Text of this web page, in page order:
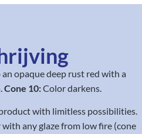
opaque deep rust red with a
Cone 10:Color darkens.
with limitless possibilities.
with any glaze from low fire (cone